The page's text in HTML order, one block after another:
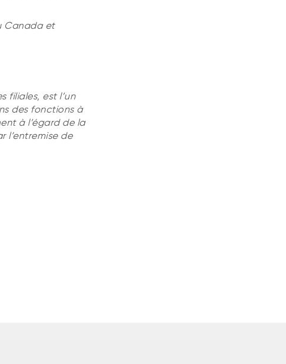
Canada et
filiales, est l’un
des fonctions à
à l’égard de la
l’entremise de